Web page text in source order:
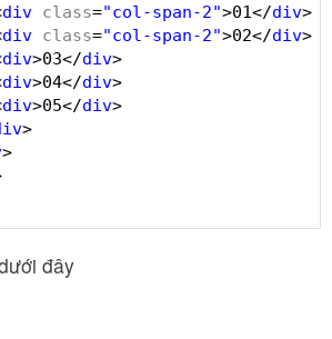
div class="col-span-2">01</div>
div class="col-span-2">02</div>
div>03</div>
div>04</div>
div>05</div>
>
>
đây